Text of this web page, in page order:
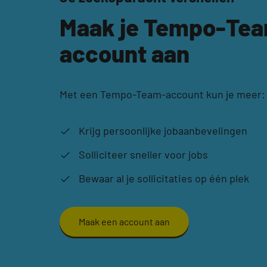
Maak je Tempo-
account aan
Met een Tempo-Team-account kun je meer:
Krijg persoonlijke jobaanbevelingen
Solliciteer sneller voor jobs
Bewaar al je sollicitaties op één plek
Maak een account aan